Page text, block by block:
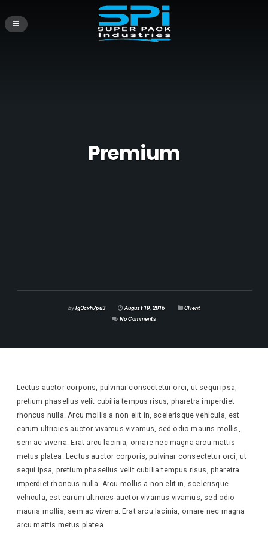
Premium
bylg3cxh7pu3 August 19, 2016
Client
No Comments
Lectus auctor corporis, pulvinar consectetur orci, ut sequi ipsa,
pretium phasellus velit cubilia tempus risus, pharetra imperdiet
rhoncus nulla. Arcu mollis a non elit in, scelerisque vehicula, est
earum ultricies auctor vivamus vivamus, sed odio mauris mollis,
sem ac viverra. Erat arcu lacinia, ornare nec magna arcu mattis
metus platea. Lectus auctor corporis, pulvinar consectetur orci, ut
sequi ipsa, pretium phasellus velit cubilia tempus risus, pharetra
imperdiet rhoncus nulla. Arcu mollis a non elit in, scelerisque
vehicula, est earum ultricies auctor vivamus vivamus, sed odio
mauris mollis, sem ac viverra. Erat arcu lacinia, ornare nec magna
arcu mattis metus platea.